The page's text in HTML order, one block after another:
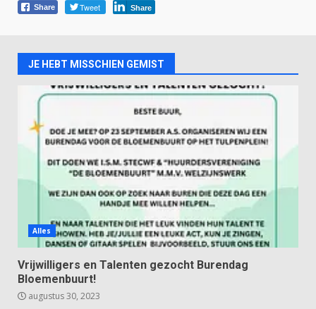
Share Tweet Share
JE HEBT MISSCHIEN GEMIST
Alles
Vrijwilligers en Talenten gezocht Burendag
Bloemenbuurt!
augustus 30, 2023